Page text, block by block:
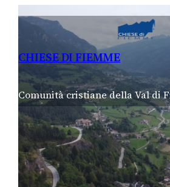
CHIESE DI FIEMME
Comunità cristiane della Val di